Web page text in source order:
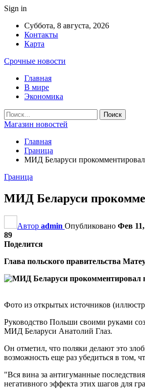
Sign in
Суббота, 8 августа, 2026
Контакты
Карта
Срочные новости
Главная
В мире
Экономика
Магазин новостей
Главная
Граница
МИД Беларуси
Граница
МИД Беларуси
Автор admin Опубликовано Фев
89
Поделится
Глава польского правительства
Фото из открытых источников
Руководство Польши своими руками
МИД Беларуси Анатолий Глаз.
Он отметил, что поляки делают это
возможность еще раз убедиться в том,
"Вся вина за антигуманные
негативного эффекта этих шагов для